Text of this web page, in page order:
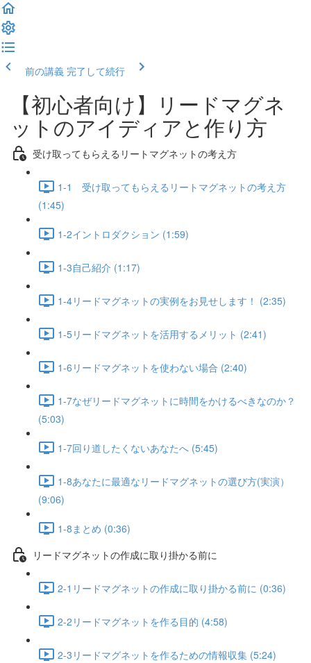
前の講義 完了して続行
【初心者向け】リードマグネ
ットのアイディアと作り方
受け取ってもらえるリートマグネットの考え方
1-1 受け取ってもらえるリートマグネットの考え方
(1:45)
1-2イントロダクション (1:59)
1-3自己紹介 (1:17)
1-4リードマグネットの実例をお見せします！ (2:35)
1-5リードマグネットを活用するメリット (2:41)
1-6リードマグネットを使わない場合 (2:40)
1-7なぜリードマグネットに時間をかけるべきなのか？
(5:03)
1-7回り道したくないあなたへ (5:45)
1-8あなたに最適なリードマグネットの選び方(実演）
(9:06)
1-8まとめ (0:36)
リードマグネットの作成に取り掛かる前に
2-1リードマグネットの作成に取り掛かる前に (0:36)
2-2リードマグネットを作る目的 (4:58)
2-3リードマグネットを作るための情報収集 (5:24)